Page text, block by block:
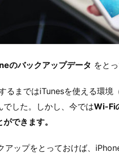
のバックアップデータ をと
るまではiTunesを使える環境
でした。しかし、今ではWi-Fi
できます。
アップをとっておけば、